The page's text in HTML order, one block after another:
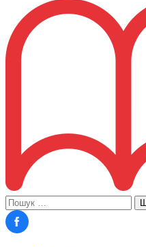
Пошук: